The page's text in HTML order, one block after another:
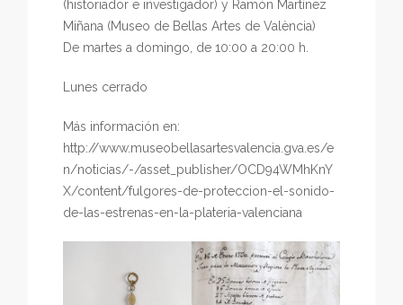
(historiador e investigador) y Ramón Martínez
Miñana (Museo de Bellas Artes de València)
De martes a domingo, de 10:00 a 20:00 h.
Lunes cerrado
Más información en:
http://www.museobellasartesvalencia.gva.es/e
n/noticias/-/asset_publisher/OCD94WMhKnY
X/content/fulgores-de-proteccion-el-sonido-
de-las-estrenas-en-la-plateria-valenciana